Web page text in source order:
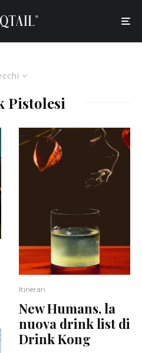
Pistolesi
Itinerari
New Humans, la
nuova drink list di
Drink Kong